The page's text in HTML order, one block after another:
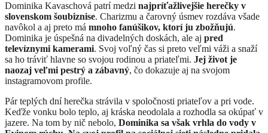
​Dominika Kavaschová patrí medzi najpríťažlivejšie herečky v
slovenskom šoubiznise. Charizmu a čarovný úsmev rozdáva všade
navôkol a aj preto má mnoho fanúšikov, ktorí ju zbožňujú.
Dominika je úspešná na divadelných doskách, ale aj pred
televíznymi kamerami. Svoj voľný čas si preto veľmi váži a snaží
sa ho tráviť hlavne so svojou rodinou a priateľmi. Jej život je
naozaj veľmi pestrý a zábavný, čo dokazuje aj na svojom
instagramovom profile.
Pár teplých dní herečka strávila v spoločnosti priateľov a pri vode.
Keďže vonku bolo teplo, aj kráska neodolala a rozhodla sa okúpať v
jazere. Na tom by nič nebolo, Dominika sa však vrhla do vody v